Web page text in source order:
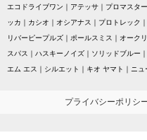
エコドライブワン
アテッサ プロマスター
ッカ
カシオ オシアナス プロトレック
リバーピープルズ
ポールスミス オーク
スパス
ハスキーノイズ ソリッドブルー
エム エス
シルエット キオ ヤマト ニュ
プライバシーポリシ